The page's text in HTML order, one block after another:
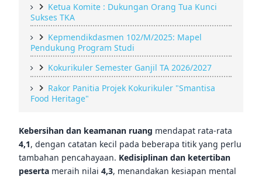
Ketua Komite : Dukungan Orang Tua Kunci
Sukses TKA
Kepmendikdasmen 102/M/2025: Mapel
Pendukung Program Studi
Kokurikuler Semester Ganjil TA 2026/2027
Rakor Panitia Projek Kokurikuler "Smantisa
Food Heritage"
Kebersihan dan keamanan ruang mendapat rata-rata
4,1, dengan catatan kecil pada beberapa titik yang perlu
tambahan pencahayaan. Kedisiplinan dan ketertiban
peserta meraih nilai 4,3, menandakan kesiapan mental